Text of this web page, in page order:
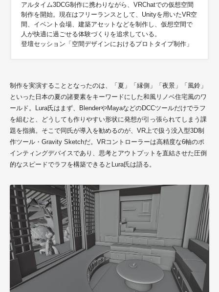
アルタイム3DCG制作に携わりながら、VRChatでの仮想空間
制作を開始。現在はフリーランスとして、Unityを用いたVR空
間、イベント会場、建築アセットなどを制作し、仮想空間で
人が快適に過ごせる体験づくりを追求している。
登壇セッション「空間デザインにおけるプロトタイプ制作」
制作を実演することとなったのは、「夏」「縁側」「夜景」「風鈴」
といった日本の夏の諸要素をキーワードにした和風リノベ住宅風のワ
ールド。 Lura氏はまず、BlenderやMayaなどのDCCツールだけでラフ
を組むと、どうしても作りやすい形状に発想が引っ張られてしまう課
題を指摘。そこで同氏が導入を勧めるのが、VR上で扱う没入型3D制
作ツール・Gravity Sketchだ。VRコントローラーは高精度な6軸のポ
インティングデバイスであり、思考とアウトプットを直結させた圧倒
的なスピードでラフを構築できると Lura氏は語る。